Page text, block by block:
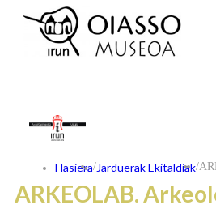
Hasiera/Jarduerak Ekitaldiak/
ARKEOLAB.